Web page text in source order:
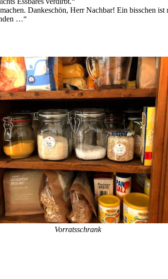
Dankeschön, Herr Nachbar! Ein bisschen
…“
Vorratsschrank